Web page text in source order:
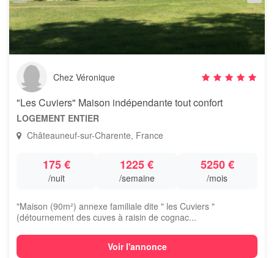
Chez Véronique
"Les Cuviers" Maison indépendante tout confort
LOGEMENT ENTIER
Châteauneuf-sur-Charente, France
175 €
/nuit
1225 €
/semaine
5250 €
/mois
"Maison (90m²) annexe familiale dite " les Cuviers "
(détournement des cuves à raisin de cognac...
Voir l'annonce